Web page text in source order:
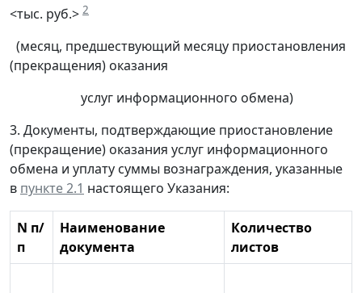
<тыс. руб.> 2
(месяц, предшествующий месяцу приостановления
(прекращения) оказания
услуг информационного обмена)
3. Документы, подтверждающие приостановление
(прекращение) оказания услуг информационного
обмена и уплату суммы вознаграждения, указанные
в пункте 2.1 настоящего Указания:
N п/
п
Наименование
документа
Количество
листов